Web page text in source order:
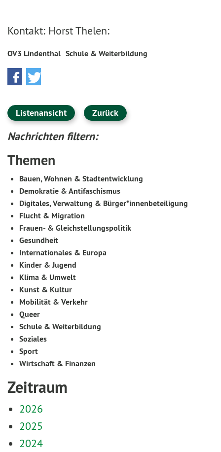
Kontakt: Horst Thelen:
OV3 Lindenthal Schule & Weiterbildung
Listenansicht Zurück
Nachrichten filtern:
Themen
Bauen, Wohnen & Stadtentwicklung
Demokratie & Antifaschismus
Digitales, Verwaltung & Bürger*innenbeteiligung
Flucht & Migration
Frauen- & Gleichstellungspolitik
Gesundheit
Internationales & Europa
Kinder & Jugend
Klima & Umwelt
Kunst & Kultur
Mobilität & Verkehr
Queer
Schule & Weiterbildung
Soziales
Sport
Wirtschaft & Finanzen
Zeitraum
2026
2025
2024